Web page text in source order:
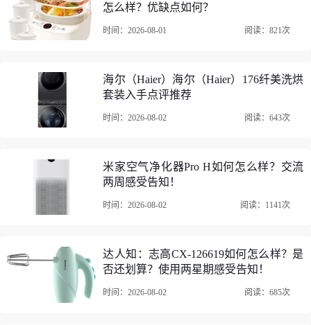
怎么样？优缺点如何？
时间：2026-08-01 阅读：821次
海尔（Haier）海尔（Haier）176纤美洗烘
套装入手点评推荐
时间：2026-08-02 阅读：643次
米家空气净化器Pro H如何怎么样？交流
两周感受告知！
时间：2026-08-02 阅读：1141次
达人知：志高CX-126619如何怎么样？是
否还划算？使用两星期感受告知！
时间：2026-08-02 阅读：685次